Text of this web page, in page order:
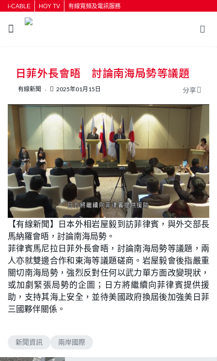
i-CABLE HOY TV 有線寬頻及電訊服務
按輸入鍵開始搜尋
日菲外長會晤 討論南海局勢等議題
有線新聞 2025年01月15日 分享
【有線新聞】日本外相岩屋毅到訪菲律賓，與外交部長
馬納羅會晤，討論南海局勢。
菲律賓馬尼拉日菲外長會晤，討論南海局勢等議題，兩
人亦就雙邊合作和東海等議題磋商。岩屋毅會後指嚴重
關切南海局勢，強烈反對任何以武力單方面改變現狀，
或加劇緊張局勢的企圖；日方將繼續向菲律賓提供援
助，支持其海上安全，並待美國政府換屆後加強美日菲
三國夥伴關係。
新聞資訊 兩岸國際